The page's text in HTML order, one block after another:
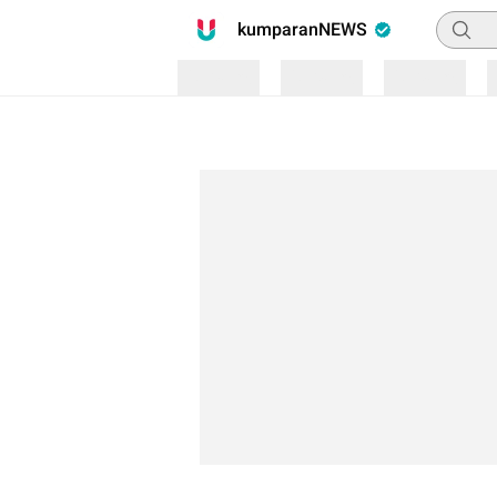
kumparanNEWS